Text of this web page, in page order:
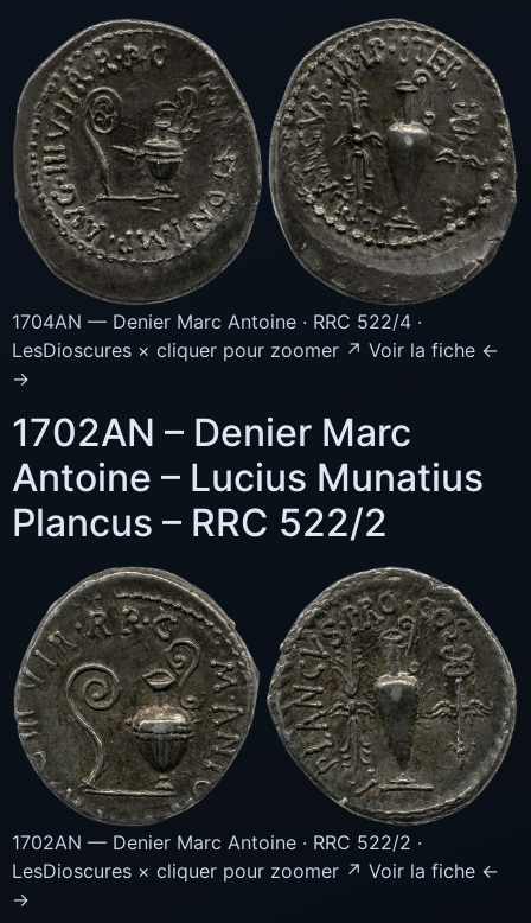
1704AN — Denier Marc Antoine · RRC 522/4 ·
LesDioscures × cliquer pour zoomer ↗ Voir la fiche ←
→
1702AN – Denier Marc
Antoine – Lucius Munatius
Plancus – RRC 522/2
1702AN — Denier Marc Antoine · RRC 522/2 ·
LesDioscures × cliquer pour zoomer ↗ Voir la fiche ←
→